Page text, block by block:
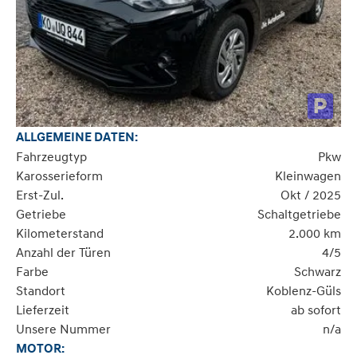
ALLGEMEINE DATEN:
Fahrzeugtyp
Pkw
Karosserieform
Kleinwagen
Erst-Zul.
Okt / 2025
Getriebe
Schaltgetriebe
Kilometerstand
2.000 km
Anzahl der Türen
4/5
Farbe
Schwarz
Standort
Koblenz-Güls
Lieferzeit
ab sofort
Unsere Nummer
n/a
MOTOR: